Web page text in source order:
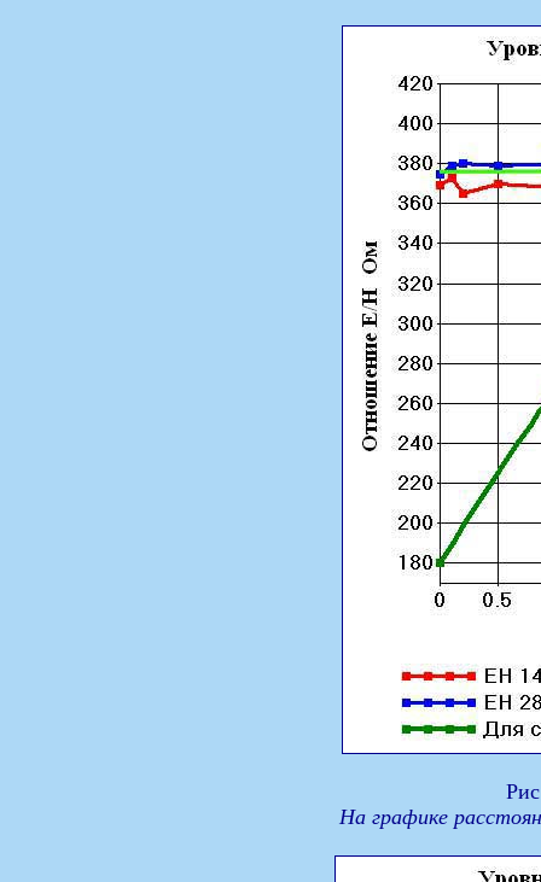
На графике